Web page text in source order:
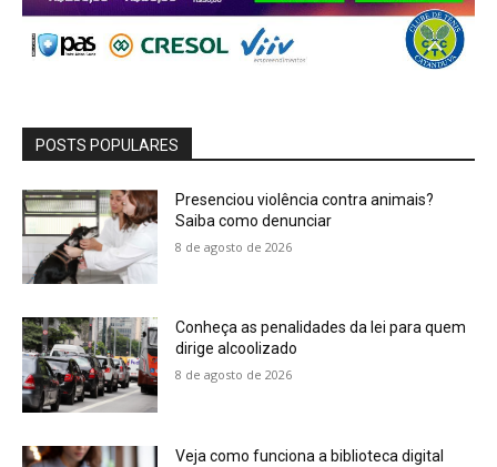
POSTS POPULARES
Presenciou violência contra animais?
Saiba como denunciar
8 de agosto de 2026
Conheça as penalidades da lei para quem
dirige alcoolizado
8 de agosto de 2026
Veja como funciona a biblioteca digital